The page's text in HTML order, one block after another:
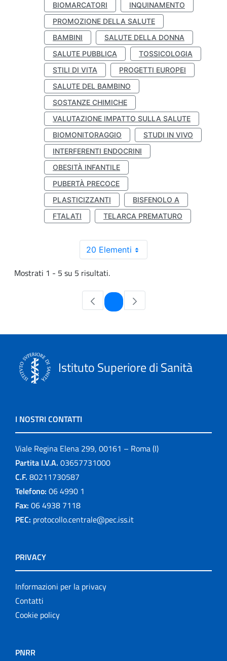
BIOMARCATORI
INQUINAMENTO
PROMOZIONE DELLA SALUTE
BAMBINI
SALUTE DELLA DONNA
SALUTE PUBBLICA
TOSSICOLOGIA
STILI DI VITA
PROGETTI EUROPEI
SALUTE DEL BAMBINO
SOSTANZE CHIMICHE
VALUTAZIONE IMPATTO SULLA SALUTE
BIOMONITORAGGIO
STUDI IN VIVO
INTERFERENTI ENDOCRINI
OBESITÀ INFANTILE
PUBERTÀ PRECOCE
PLASTICIZZANTI
BISFENOLO A
FTALATI
TELARCA PREMATURO
20 Elementi
Mostrati 1 - 5 su 5 risultati.
Pagina
Istituto Superiore di Sanità
I NOSTRI CONTATTI
Viale Regina Elena 299, 00161 – Roma (I)
Partita I.V.A. 03657731000
C.F. 80211730587
Telefono: 06 4990 1
Fax: 06 4938 7118
PEC: protocollo.centrale@pec.iss.it
PRIVACY
Informazioni per la privacy
Contatti
Cookie policy
PNRR